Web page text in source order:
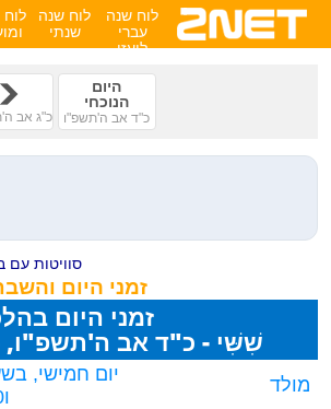
לוח שנה
עברי
לועזי
לוח שנה
שנתי
לוח
היום
הנוכחי
כ"ד אב ה'תשפ"ו כ"ג אב
סוויטות עם
זמני היום
זמני היום
שִׁשִּׁי - כ"ד אב ה'תשפ"ו, 07/08/2026
מולד
ו0 חלקים